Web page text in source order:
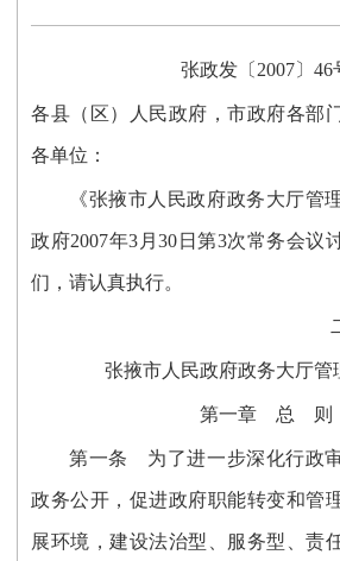
张政发〔2007〕46
各县（区）人民政府，市政府各部
各单位：
《张掖市人民政府政务大厅管
政府2007年3月30日第3次常务会议
们，请认真
张掖市人民政府政务大厅管
第一章 总 则
第一条 为了进一步深化行政
政务公开，促进政府职能转变和管
展环境，建设法治型、服务型、责